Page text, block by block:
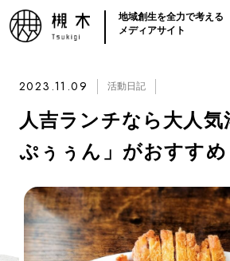
地域創生を全力で考える
メディアサイト
2023.11.09 活動日記
人吉ランチなら大人気
ぷぅぅん」がおすすめ